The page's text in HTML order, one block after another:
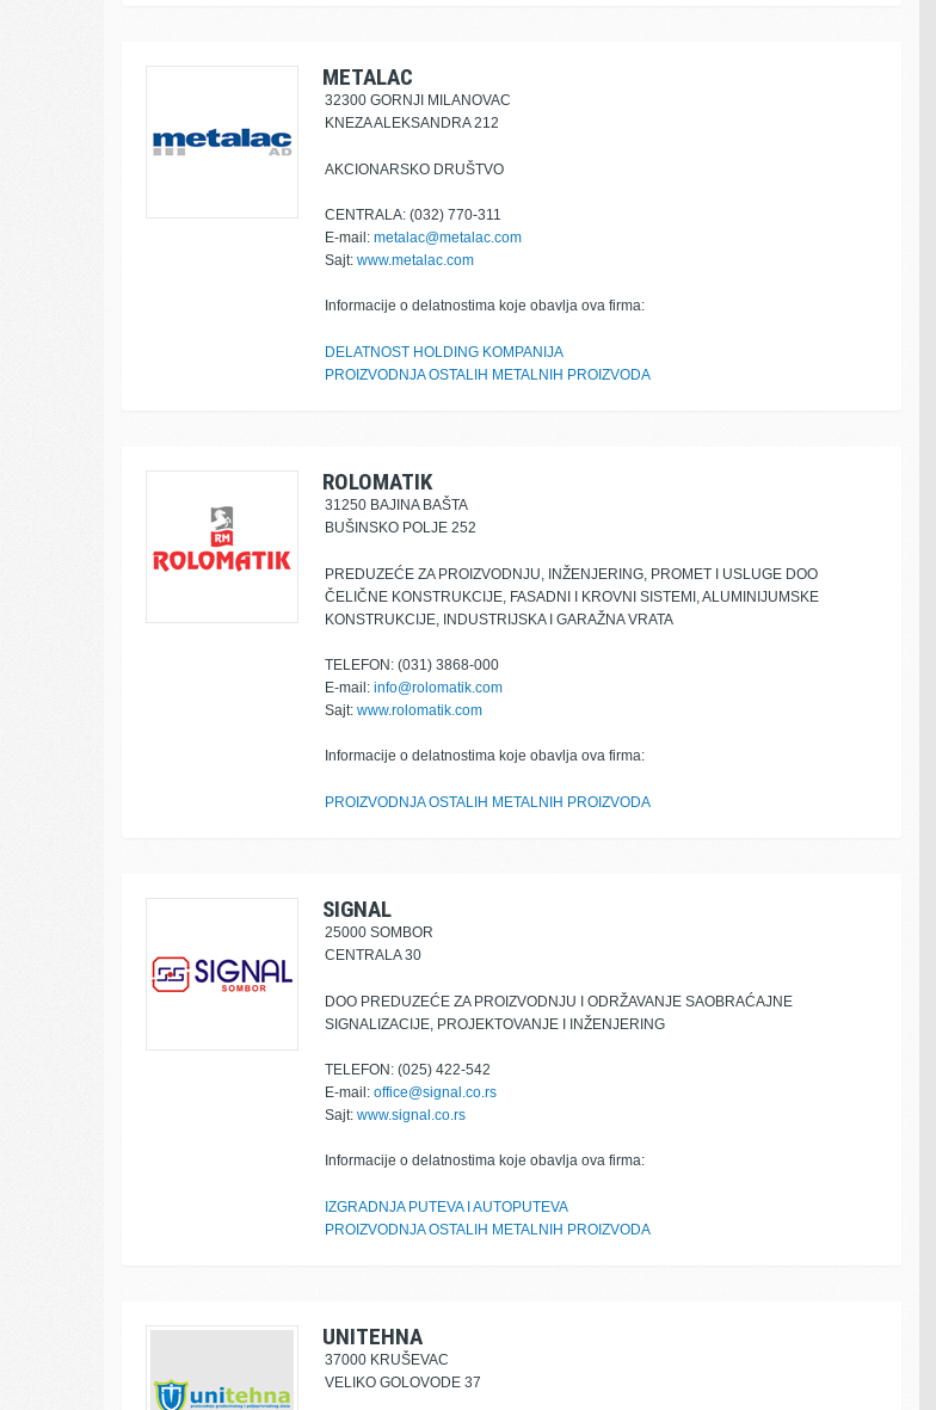
METALAC
32300 GORNJI MILANOVAC
KNEZA ALEKSANDRA 212
AKCIONARSKO DRUŠTVO
CENTRALA: (032) 770-311
E-mail: metalac@metalac.com
Sajt: www.metalac.com
Informacije o delatnostima koje obavlja ova firma:
DELATNOST HOLDING KOMPANIJA
PROIZVODNJA OSTALIH METALNIH PROIZVODA
ROLOMATIK
31250 BAJINA BAŠTA
BUŠINSKO POLJE 252
PREDUZEĆE ZA PROIZVODNJU, INŽENJERING, PROMET I USLUGE DOO
ČELIČNE KONSTRUKCIJE, FASADNI I KROVNI SISTEMI, ALUMINIJUMSKE
KONSTRUKCIJE, INDUSTRIJSKA I GARAŽNA VRATA
TELEFON: (031) 3868-000
E-mail: info@rolomatik.com
Sajt: www.rolomatik.com
Informacije o delatnostima koje obavlja ova firma:
PROIZVODNJA OSTALIH METALNIH PROIZVODA
SIGNAL
25000 SOMBOR
CENTRALA 30
DOO PREDUZEĆE ZA PROIZVODNJU I ODRŽAVANJE SAOBRAĆAJNE
SIGNALIZACIJE, PROJEKTOVANJE I INŽENJERING
TELEFON: (025) 422-542
E-mail: office@signal.co.rs
Sajt: www.signal.co.rs
Informacije o delatnostima koje obavlja ova firma:
IZGRADNJA PUTEVA I AUTOPUTEVA
PROIZVODNJA OSTALIH METALNIH PROIZVODA
UNITEHNA
37000 KRUŠEVAC
VELIKO GOLOVODE 37